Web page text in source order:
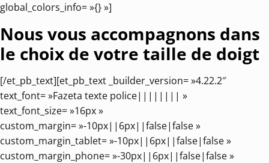
global_colors_info= »{} »]
Nous vous accompagnons dans
le choix de votre taille de doigt
[/et_pb_text][et_pb_text _builder_version= »4.22.2″
text_font= »Fazeta texte police|||||||| »
text_font_size= »16px »
custom_margin= »-10px||6px||false|false »
custom_margin_tablet= »-10px||6px||false|false »
custom_margin_phone= »-30px||6px||false|false »